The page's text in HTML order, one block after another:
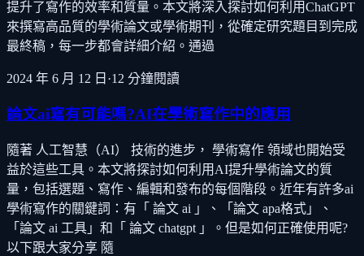
提升了寫作的效率和質量。本文將深入探討如何利用ChatGPT
來撰寫高品質的學術論文或學術期刊，從確定研究題目到完成
最終稿，每一步都會詳細介紹。通過
2024 年 6 月 12 日 ·12 分鐘閱讀
論文ai寫有可能嗎?AI在學術寫作中的應用
隨著 人工智慧（AI） 技術的進步， 學術寫作 領域也開始受
益於這些工具。本文將探討如何利用AI提升學術論文的質
量，包括選題、寫作、編輯和發布的每個階段。近年有許多ai
學術寫作的關鍵詞：有「 論文 ai 」、「論文 apa格式」、
「論文 ai 工具」和「 論文 chatgpt 」。但是如何正確使用呢?
以下跟大家分享 隨